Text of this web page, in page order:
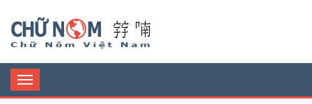
Toggle
navigation